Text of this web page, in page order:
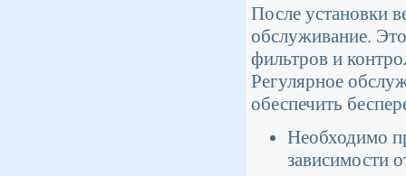
После установки
обслуживание.
фильтров и
Регулярное
обеспечить
Необходимо
зависимости